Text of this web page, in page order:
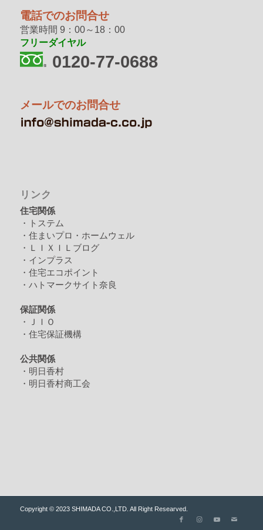
電話でのお問合せ
営業時間 9：00～18：00
フリーダイヤル
0120-77-0688
メールでのお問合せ
リンク
住宅関係
・トステム
・住まいプロ・ホームウェル
・ＬＩＸＩＬブログ
・インプラス
・住宅エコポイント
・ハトマークサイト奈良
保証関係
・ＪＩＯ
・住宅保証機構
公共関係
・明日香村
・明日香村商工会
Copyright © 2023 SHIMADA CO.,LTD. All Right Researved.